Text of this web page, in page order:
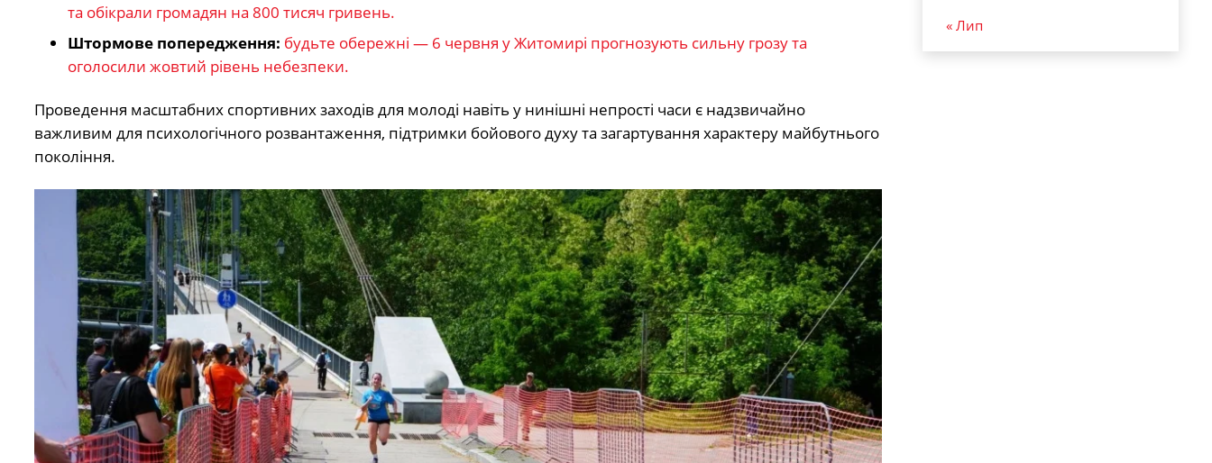
та обікрали громадян на 800 тисяч гривень.
Штормове попередження: будьте обережні — 6 червня у Житомирі прогнозують сильну грозу та
оголосили жовтий рівень небезпеки.
Проведення масштабних спортивних заходів для молоді навіть у нинішні непрості часи є надзвичайно
важливим для психологічного розвантаження, підтримки бойового духу та загартування характеру майбутнього
покоління.
« Лип